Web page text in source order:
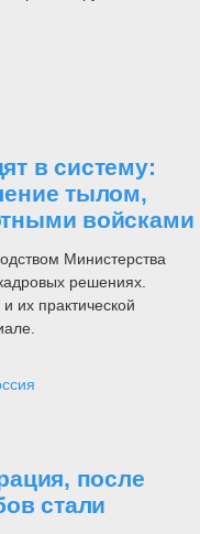
в систему:
тылом,
войсками
Министерства
решениях.
их практической
после
стали